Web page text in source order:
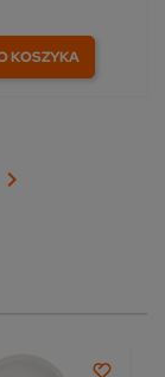
KOSZYKA
